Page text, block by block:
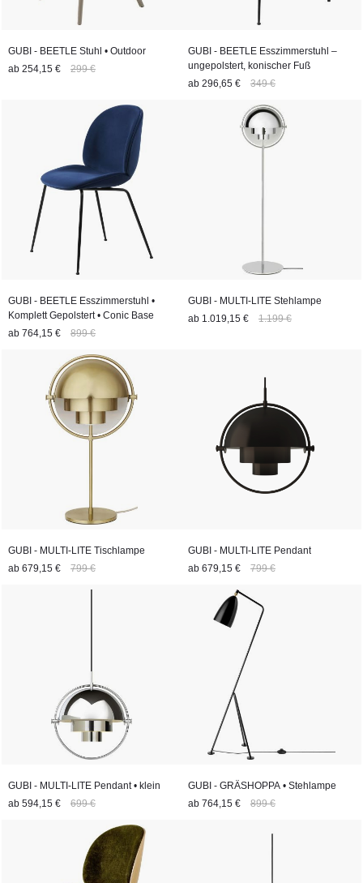
GUBI - BEETLE Stuhl • Outdoor
ab 254,15 € 299 €
GUBI - BEETLE Esszimmerstuhl –
ungepolstert, konischer Fuß
ab 296,65 € 349 €
GUBI - BEETLE Esszimmerstuhl •
Komplett Gepolstert • Conic Base
ab 764,15 € 899 €
GUBI - MULTI-LITE Stehlampe
ab 1.019,15 € 1.199 €
GUBI - MULTI-LITE Tischlampe
ab 679,15 € 799 €
GUBI - MULTI-LITE Pendant
ab 679,15 € 799 €
GUBI - MULTI-LITE Pendant • klein
ab 594,15 € 699 €
GUBI - GRÄSHOPPA • Stehlampe
ab 764,15 € 899 €